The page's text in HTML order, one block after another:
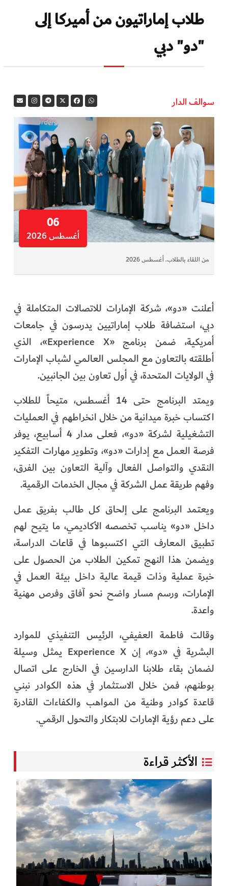
طلاب إماراتيون من أميركا إلى
"دو" دبي
سوالف الدار
06
أغسطس 2026
من اللقاء بالطلاب. أغسطس 2026
أعلنت «دو»، شركة الإمارات للاتصالات المتكاملة في
دبي، استضافة طلاب إماراتيين يدرسون في جامعات
أمريكية، ضمن برنامج «Experience X»، الذي
أطلقته بالتعاون مع المجلس العالمي لشباب الإمارات
في الولايات المتحدة، في أول تعاون بين الجانبين.
ويمتد البرنامج حتى 14 أغسطس، متيحاً للطلاب
اكتساب خبرة ميدانية من خلال انخراطهم في العمليات
التشغيلية لشركة «دو»، فعلى مدار 4 أسابيع، يوفر
فرصة العمل مع إدارات «دو»، وتطوير مهارات التفكير
النقدي والتواصل الفعال وآلية التعاون بين الفرق،
وفهم طريقة عمل الشركة في مجال الخدمات الرقمية.
ويعتمد البرنامج على إلحاق كل طالب بفريق عمل
داخل «دو» يناسب تخصصه الأكاديمي، ما يتيح لهم
تطبيق المعارف التي اكتسبوها في قاعات الدراسة،
ويضمن هذا النهج تمكين الطلاب من الحصول على
خبرة عملية وذات قيمة عالية داخل بيئة العمل في
الإمارات، ورسم مسار واضح نحو آفاق وفرص مهنية
واعدة.
وقالت فاطمة العفيفي، الرئيس التنفيذي للموارد
البشرية في «دو»، إن Experience X يمثل وسيلة
لضمان بقاء طلابنا الدارسين في الخارج على اتصال
بوطنهم، فمن خلال الاستثمار في هذه الكوادر نبني
قاعدة كوادر وطنية من المواهب والكفاءات القادرة
على دعم رؤية الإمارات للابتكار والتحول الرقمي.
الأكثر قراءة